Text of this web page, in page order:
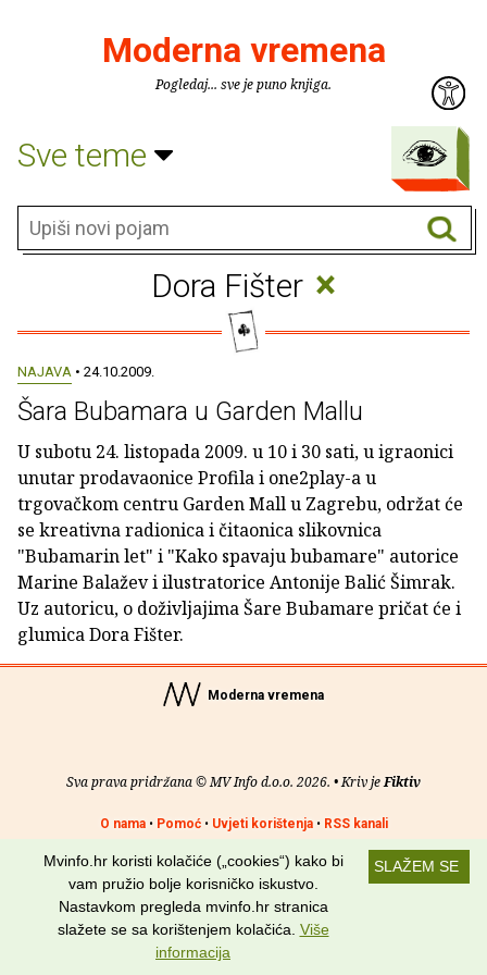
Moderna vremena
Pogledaj... sve je puno knjiga.
Sve teme
Dora Fišter ×
NAJAVA • 24.10.2009.
Šara Bubamara u Garden Mallu
U subotu 24. listopada 2009. u 10 i 30 sati, u igraonici
unutar prodavaonice Profila i one2play-a u
trgovačkom centru Garden Mall u Zagrebu, održat će
se kreativna radionica i čitaonica slikovnica
"Bubamarin let" i "Kako spavaju bubamare" autorice
Marine Balažev i ilustratorice Antonije Balić Šimrak.
Uz autoricu, o doživljajima Šare Bubamare pričat će i
glumica Dora Fišter.
Moderna vremena
Sva prava pridržana © MV Info d.o.o. 2026. • Kriv jeFiktiv
O nama• Pomoć• Uvjeti korištenja• RSS kanali
Potraži nas na: SLAŽEM SE
Mvinfo.hr koristi kolačiće („cookies“) kako bi
vam pružio bolje korisničko iskustvo.
Nastavkom pregleda mvinfo.hr stranica
slažete se sa korištenjem kolačića. Više
informacija